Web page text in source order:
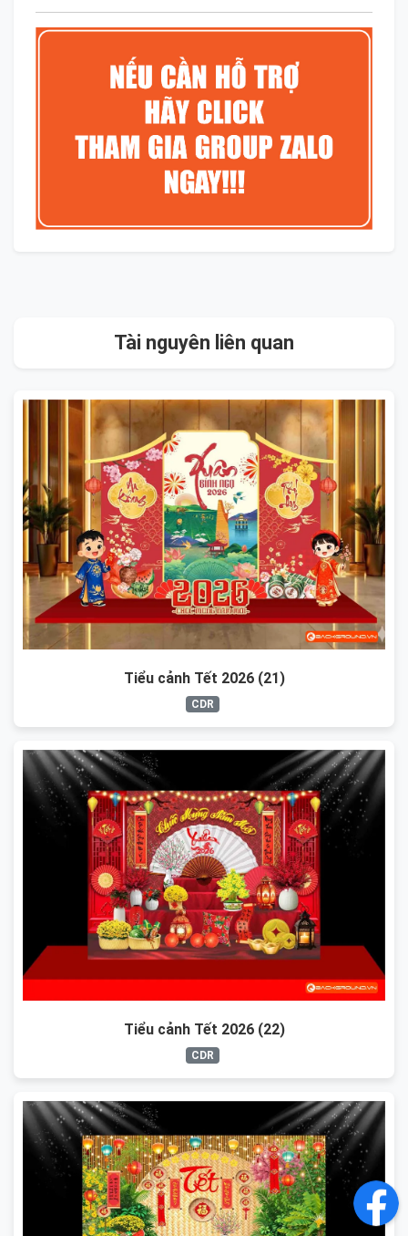
Tài nguyên liên quan
Tiểu cảnh Tết 2026 (21)
CDR
Tiểu cảnh Tết 2026 (22)
CDR